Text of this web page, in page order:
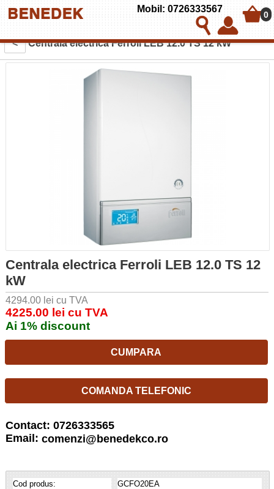
Mobil: 0726333567
0
< Centrala electrica Ferroli LEB 12.0 TS 12 kW
Centrala electrica Ferroli LEB 12.0 TS 12
kW
4294.00 lei cu TVA
4225.00 lei cu TVA
Ai 1% discount
CUMPARA
COMANDA TELEFONIC
Contact: 0726333565
Email: comenzi@benedekco.ro
Cod produs:
GCFO20EA